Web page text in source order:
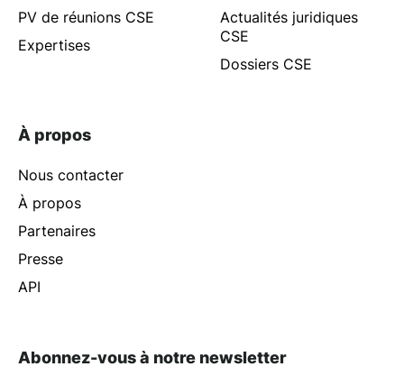
PV de réunions CSE
Expertises
Actualités juridiques
CSE
Dossiers CSE
À propos
Nous contacter
À propos
Partenaires
Presse
API
Abonnez-vous à notre newsletter